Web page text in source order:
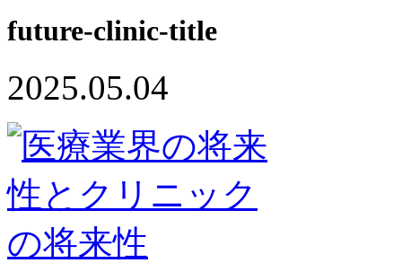
future-clinic-title
2025.05.04